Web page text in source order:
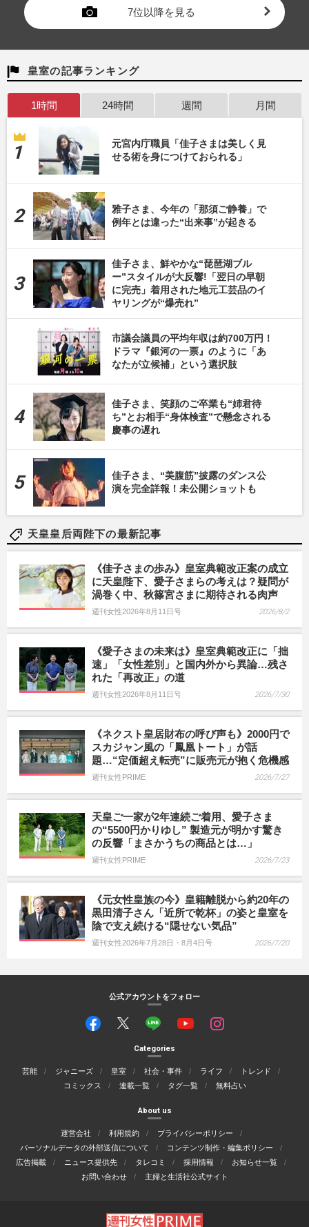
7位以降を見る
皇室の記事ランキング
1時間 24時間 週間 月間
元宮内庁職員「佳子さまは美しく見
せる術を身につけておられる」
雅子さま、今年の「那須ご静養」で
例年とは違った“出来事”が起きる
佳子さま、鮮やかな“琵琶湖ブル
ー”スタイルが大反響!「翌日の早朝
に完売」着用された地元工芸品のイ
ヤリングが“爆売れ”
市議会議員の平均年収は約700万円！
ドラマ『銀河の一票』のように「あ
なたが立候補」という選択肢
佳子さま、笑顔のご卒業も“姉君待
ち”とお相手“身体検査”で懸念される
慶事の遅れ
佳子さま、“美腹筋”披露のダンス公
演を完全詳報！未公開ショットも
天皇皇后両陛下の最新記事
《佳子さまの歩み》皇室典範改正案の成立
に天皇陛下、愛子さまらの考えは？疑問が
渦巻く中、秋篠宮さまに期待される肉声
週刊女性2026年8月11日号 2026/8/2
《愛子さまの未来は》皇室典範改正に「拙
速」「女性差別」と国内外から異論…残さ
れた「再改正」の道
週刊女性2026年8月11日号 2026/7/30
《ネクスト皇居財布の呼び声も》2000円で
スカジャン風の「鳳凰トート」が話
題…“定価超え転売”に販売元が抱く危機感
週刊女性PRIME 2026/7/27
天皇ご一家が2年連続ご着用、愛子さま
の“5500円かりゆし” 製造元が明かす驚き
の反響「まさかうちの商品とは…」
週刊女性PRIME 2026/7/23
《元女性皇族の今》皇籍離脱から約20年の
黒田清子さん「近所で乾杯」の姿と皇室を
陰で支え続ける“隠せない気品”
週刊女性2026年7月28日・8月4日号 2026/7/20
公式アカウントをフォロー
Categories
芸能 ジャニーズ 皇室 社会・事件 ライフ
トレンド
コミックス
連載一覧 タグ一覧 無料占い
About us
運営会社 利用規約
プライバシーポリシー
パーソナルデータの外部送信について
コンテンツ制作・編集ポリシー
広告掲載
ニュース提供先 タレコミ 採用情報
お知らせ一覧
お問い合わせ
主婦と生活社公式サイト